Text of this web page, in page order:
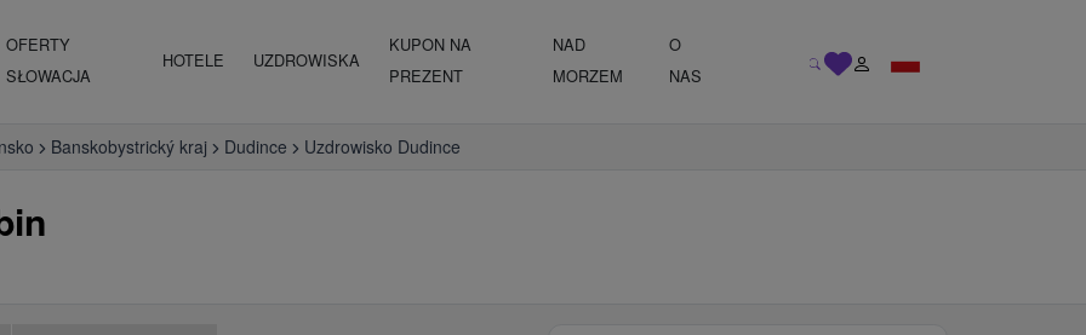
OFERTY
SŁOWACJA
HOTELE UZDROWISKA
KUPON NA
PREZENT
NAD
MORZEM
O
NAS
Banskobystrický kraj Dudince Uzdrowisko Dudince